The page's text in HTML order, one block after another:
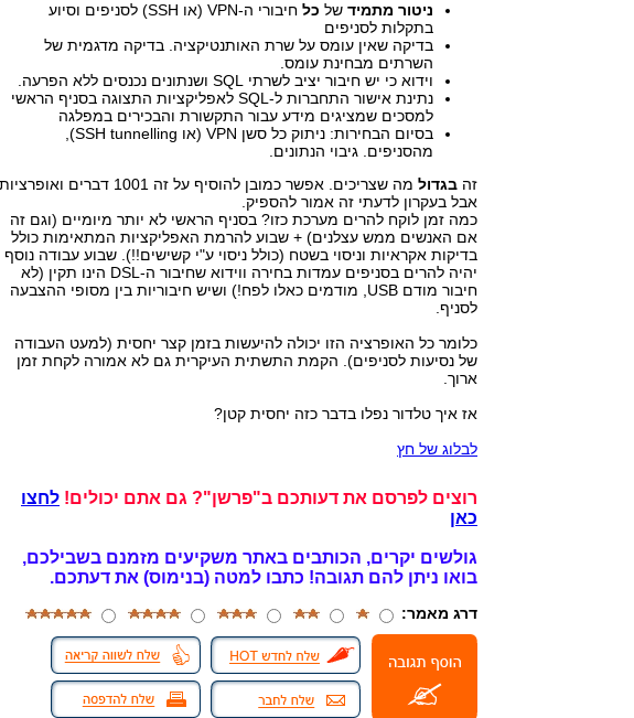
ניטור מתמיד של כל
חיבורי ה-VPN (או SSH) לסניפים וסיוע
בתקלות לסניפים
בדיקה שאין עומס על שרת האותנטיקציה. בדיקה מדגמית של
השרתים מבחינת עומס.
וידוא כי יש חיבור יציב לשרתי SQL ושנתונים נכנסים ללא הפרעה.
נתינת אישור התחברות ל-SQL לאפליקציות התצוגה בסניף הראשי
למסכים שמציגים מידע עבור התקשורת והבכירים במפלגה
בסיום הבחירות: ניתוק כל סשן VPN (או SSH tunnelling),
מהסניפים. גיבוי הנתונים.
זה בגדול
מה שצריכים. אפשר כמובן להוסיף על זה 1001 דברים ואופרציות,
אבל בעקרון לדעתי זה אמור להספיק.
כמה זמן לוקח להרים מערכת כזו? בסניף הראשי לא יותר מיומיים (וגם זה
אם האנשים ממש עצלנים) + שבוע להרמת האפליקציות המתאימות כולל
בדיקות אקראיות וניסוי בשטח (כולל ניסוי ע"י קשישים!!). שבוע עבודה נוסף
יהיה להרים בסניפים עמדות בחירה ווידוא שחיבור ה-DSL הינו תקין (לא
חיבור מודם USB, מודמים כאלו לפח!) ושיש חיבוריות בין מסופי ההצבעה
לסניף.
כלומר כל האופרציה הזו יכולה להיעשות בזמן קצר יחסית (למעט העבודה
של נסיעות לסניפים). הקמת התשתית העיקרית גם לא אמורה לקחת זמן
ארוך.
אז איך טלדור נפלו בדבר כזה יחסית קטן?
לבלוג של חץ
רוצים לפרסם את דעותכם ב"פרשן"? גם אתם יכולים! לחצו
כאן
גולשים יקרים, הכותבים באתר משקיעים מזמנם בשבילכם,
בואו ניתן להם תגובה! כתבו למטה (בנימוס) את דעתכם.
דרג מאמר: